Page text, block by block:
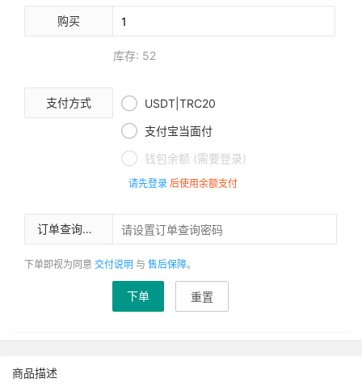
购买
库存: 52
支付方式  USDT|TRC20
 支付宝当面付
 钱包余额 (需要登录)
请先登录 后使用余额支付
订单查询密码
下单即视为同意 交付说明 与 售后保障。
下单 重置
商品描述